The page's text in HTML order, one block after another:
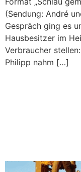
(Sendung: André
Gespräch ging es
Hausbesitzer im
Verbraucher
Philipp nahm […]